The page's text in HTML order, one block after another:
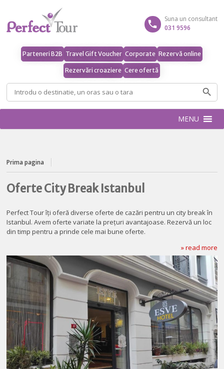
Parteneri B2B Travel Gift Voucher Corporate Rezervă online
Rezervări croaziere Cere ofertă
Caută
după:
Suna un consultant
031 9596
MENU
Prima pagina
Oferte City Break Istanbul
Perfect Tour îți oferă diverse oferte de cazări pentru un city break în
Istanbul. Avem oferte variate la prețuri avantajoase. Rezervă un loc
din timp pentru a prinde cele mai bune oferte.
» read more